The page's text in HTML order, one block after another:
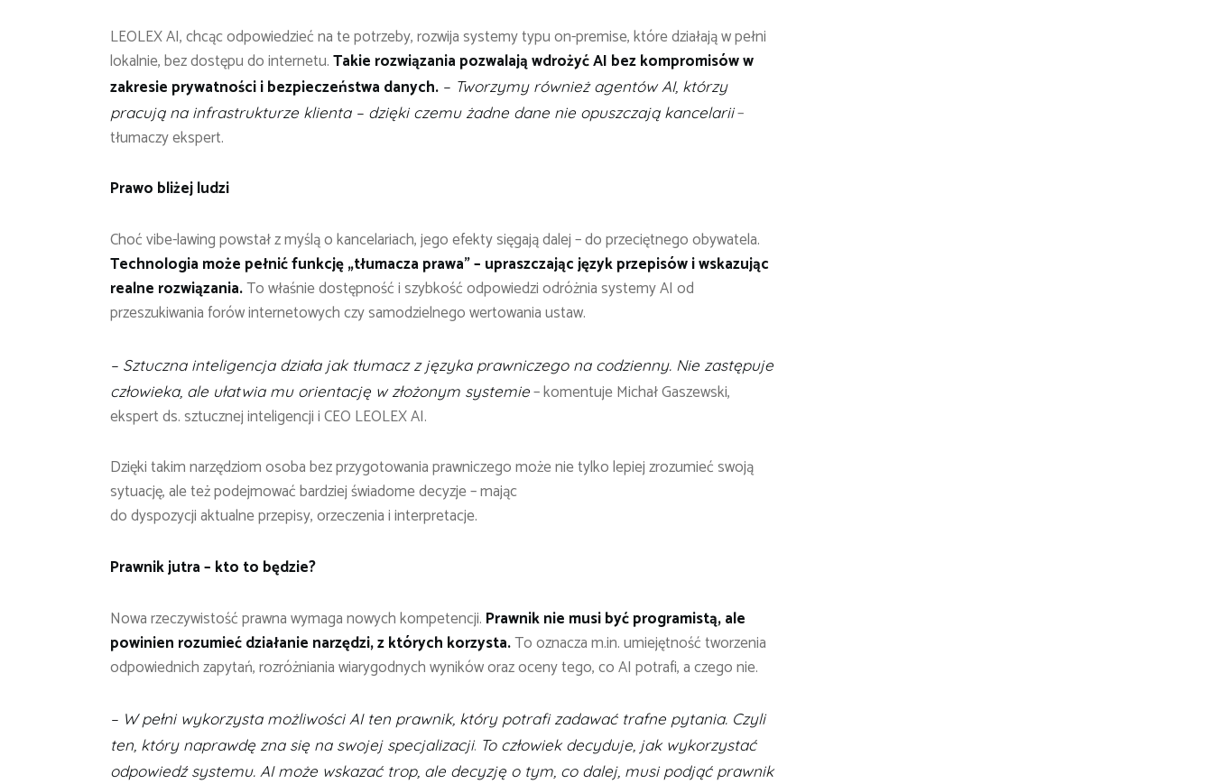
LEOLEX AI, chcąc odpowiedzieć na te potrzeby, rozwija systemy typu on-premise, które działają w pełni
lokalnie, bez dostępu do internetu.Takie rozwiązania pozwalają wdrożyć AI bez kompromisów w
zakresie prywatności i bezpieczeństwa danych. – Tworzymy również agentów AI, którzy
pracują na infrastrukturze klienta – dzięki czemu żadne dane nie opuszczają kancelarii–
tłumaczy ekspert.
Prawo bliżej ludzi
Choć vibe-lawing powstał z myślą o kancelariach, jego efekty sięgają dalej – do przeciętnego obywatela.
Technologia może pełnić funkcję „tłumacza prawa” – upraszczając język przepisów i wskazując
realne rozwiązania.To właśnie dostępność i szybkość odpowiedzi odróżnia systemy AI od
przeszukiwania forów internetowych czy samodzielnego wertowania ustaw.
– Sztuczna inteligencja działa jak tłumacz z języka prawniczego na codzienny. Nie zastępuje
człowieka, ale ułatwia mu orientację w złożonym systemie– komentuje Michał Gaszewski,
ekspert ds. sztucznej inteligencji i CEO LEOLEX AI.
Dzięki takim narzędziom osoba bez przygotowania prawniczego może nie tylko lepiej zrozumieć swoją
sytuację, ale też podejmować bardziej świadome decyzje – mając
do dyspozycji aktualne przepisy, orzeczenia i interpretacje.
Prawnik jutra – kto to będzie?
Nowa rzeczywistość prawna wymaga nowych kompetencji. Prawnik nie musi być programistą, ale
powinien rozumieć działanie narzędzi, z których korzysta.To oznacza m.in. umiejętność tworzenia
odpowiednich zapytań, rozróżniania wiarygodnych wyników oraz oceny tego, co AI potrafi, a czego nie.
– W pełni wykorzysta możliwości AI ten prawnik, który potrafi zadawać trafne pytania. Czyli
ten, który naprawdę zna się na swojej specjalizacji. To człowiek decyduje, jak wykorzystać
odpowiedź systemu. AI może wskazać trop, ale decyzję o tym, co dalej, musi podjąć prawnik